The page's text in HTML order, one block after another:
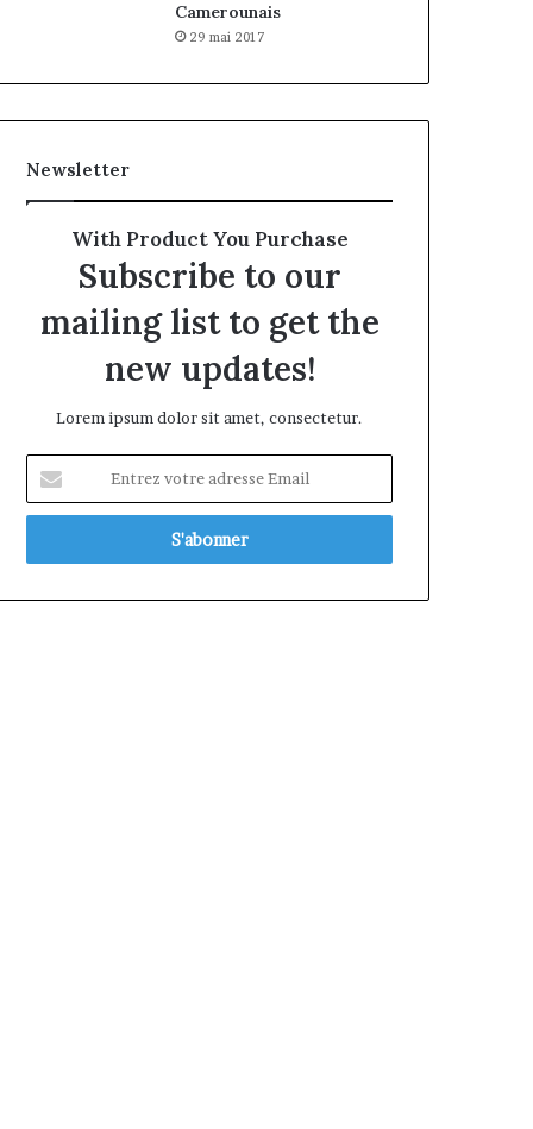
Camerounais
29 mai 2017
Newsletter
With Product You Purchase
Subscribe to our
mailing list to get the
new updates!
Lorem ipsum dolor sit amet, consectetur.
votre
adresse